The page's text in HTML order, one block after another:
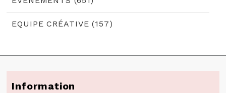
EQUIPE CRÉATIVE (157)
Information